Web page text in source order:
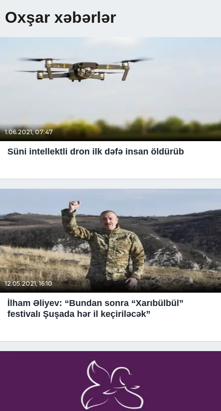
Oxşar xəbərlər
1.06.2021, 07:47
Süni intellektli dron ilk dəfə insan öldürüb
12.05.2021, 16:10
İlham Əliyev: “Bundan sonra “Xarıbülbül”
festivalı Şuşada hər il keçiriləcək”